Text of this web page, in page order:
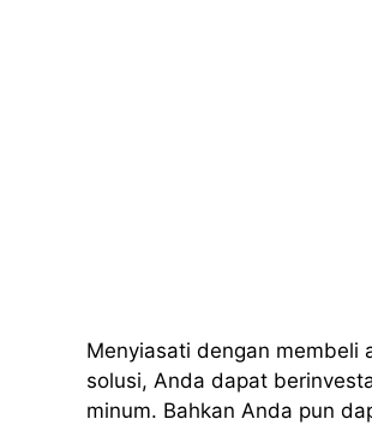
Menyiasati dengan membeli
solusi, Anda dapat
minum. Bahkan Anda pun